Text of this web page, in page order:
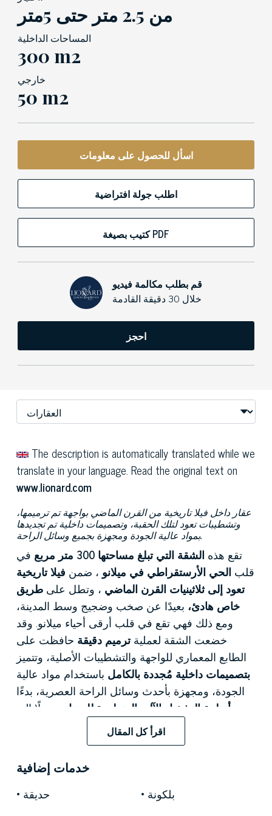
من 2.5 متر حتى 5متر
المساحات الداخلية
300 m2
خارجي
50 m2
اسأل للحصول على معلومات
اطلب جولة افتراضية
كتيب بصيغة PDF
قم بطلب مكالمة فيديو
خلال 30 دقيقة القادمة
احجز
The description is automatically translated while we
translate in your language. Read the original text on
www.lionard.com
عقار داخل فيلا تاريخية من القرن الماضي بواجهة تم ترميمها،
وتشطيبات تعود لتلك الحقبة، وتصميمات داخلية تم تجديدها
بمواد عالية الجودة ومجهزة بجميع وسائل الراحة.
تقع هذه الشقة التي تبلغ مساحتها 300 متر مربع
في
قلب الحي الأرستقراطي في ميلانو ، ضمن فيلا تاريخية
تعود إلى ثلاثينيات القرن الماضي ، وتطل على طريق
خاص هادئ، بعيدًا عن صخب وضجيج وسط المدينة،
ومع ذلك فهي تقع في قلب أرقى أحياء ميلانو. وقد
خضعت الشقة لعمليةترميم دقيقة حافظت على
الطابع المعماري للواجهة والتشطيبات الأصلية، وتتميز
بتصميمات داخلية مُجددة بالكامل باستخدام مواد عالية
الجودة، ومجهزة بأحدث وسائل الراحة العصرية، بدءًا
أنظمة التشغيل الآلي المتطورة للمنزل
وصولًا إلى
العزل الصوتي والحراري،بالإضافة إلى
يؤدي المدخل إلى الطابق العلوي، حيث تنفتح
ركنًا للدراسة وشرفة
المطبخ المجهز لتناول الطعام
بغرفة الطعام، التي
اقرأ كل المقال
خدمات إضافية
حديقة بلكونة